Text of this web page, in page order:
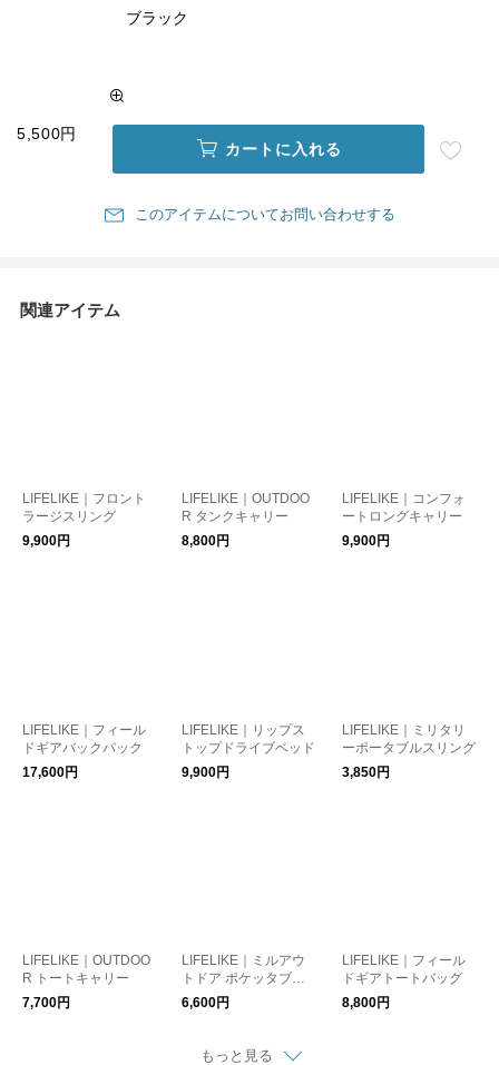
ブラック
5,500円
カートに入れる
このアイテムについてお問い合わせする
関連アイテム
LIFELIKE｜フロント
ラージスリング
9,900円
LIFELIKE｜OUTDOO
R タンクキャリー
8,800円
LIFELIKE｜コンフォ
ートロングキャリー
9,900円
LIFELIKE｜フィール
ドギアバックパック
17,600円
LIFELIKE｜リップス
トップドライブベッド
9,900円
LIFELIKE｜ミリタリ
ーポータブルスリング
3,850円
LIFELIKE｜OUTDOO
R トートキャリー
7,700円
LIFELIKE｜ミルアウ
トドア ポケッタブル
スリング
6,600円
LIFELIKE｜フィール
ドギアトートバッグ
8,800円
もっと見る